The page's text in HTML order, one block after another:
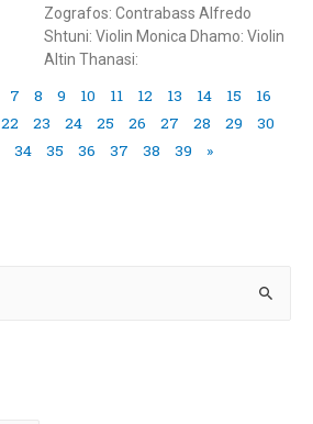
Zografos: Contrabass Alfredo
Shtuni: Violin Monica Dhamo: Violin
Altin Thanasi:
7 8 9 10 11 12 13 14 15
16
22 23 24 25 26 27 28 29
30
34 35 36 37 38 39 »